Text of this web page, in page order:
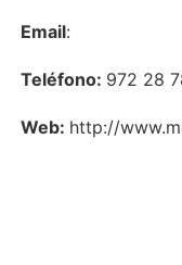
Email:
Teléfono: 972 28
Web: http://